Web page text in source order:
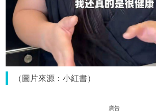
（圖片來源：小紅書）
廣告